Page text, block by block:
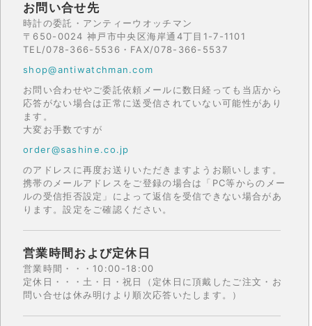
お問い合せ先
時計の委託・アンティーウオッチマン
〒650-0024 神戸市中央区海岸通4丁目1-7-1101
TEL/078-366-5536・FAX/078-366-5537
shop@antiwatchman.com
お問い合わせやご委託依頼メールに数日経っても当店から
応答がない場合は正常に送受信されていない可能性があり
ます。
大変お手数ですが
order@sashine.co.jp
のアドレスに再度お送りいただきますようお願いします。
携帯のメールアドレスをご登録の場合は「PC等からのメー
ルの受信拒否設定」によって返信を受信できない場合があ
ります。設定をご確認ください。
営業時間および定休日
営業時間・・・10:00-18:00
定休日・・・土・日・祝日（定休日に頂戴したご注文・お
問い合せは休み明けより順次応答いたします。）